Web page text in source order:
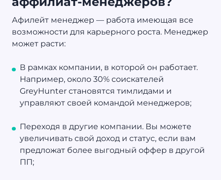
Афилейт менеджер — работа имеющая все
возможности для карьерного роста. Менеджер
может расти:
В рамках компании, в которой он работает.
Например, около 30% соискателей
GreyHunter становятся тимлидами и
управляют своей командой менеджеров;
Переходя в другие компании. Вы можете
увеличивать свой доход и статус, если вам
предложат более выгодный оффер в другой
ПП;